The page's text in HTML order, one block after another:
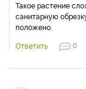
Такое растение
санитарную
положено.
Ответить
0